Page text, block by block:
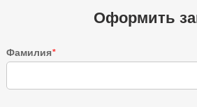
Оформить
Фамилия*